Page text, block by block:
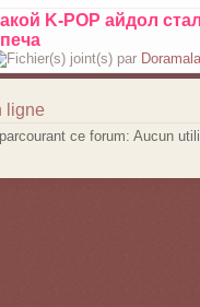
K-POP айдол
par
ligne
ce forum: Aucun